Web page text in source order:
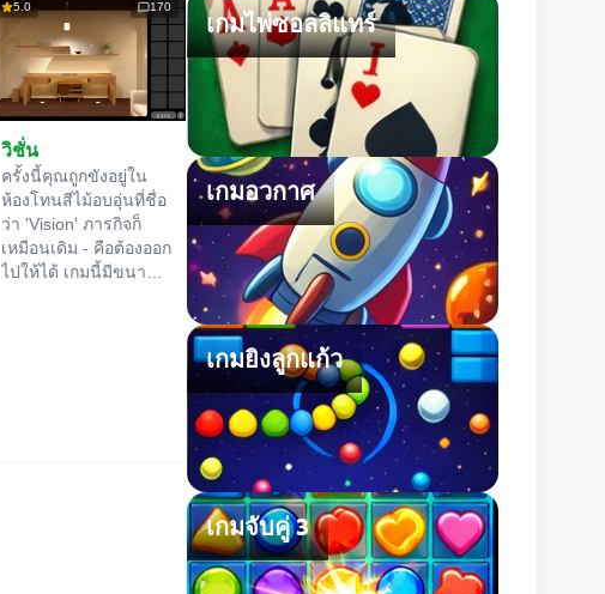
5.0 170
วิชั่น
ครั้งนี้คุณถูกขังอยู่ใน
ห้องโทนสีไม้อบอุ่นที่ชื่อ
ว่า 'Vision' ภารกิจก็
เหมือนเดิม - คือต้องออก
ไปให้ได้ เกมนี้มีขนาด
เกมไพ่ซอลลิแทร์
เกมอวกาศ
เกมยิงลูกแก้ว
เกมจับคู่ 3